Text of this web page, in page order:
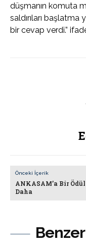
düşmanın komuta
saldırıları
bir cevap verdi.”
Önceki İçerik
ANKASAM’a Bir Ödül
Daha